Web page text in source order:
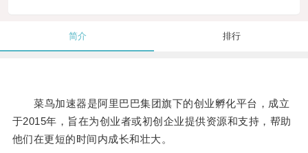
简介 排行
菜鸟加速器是阿里巴巴集团旗下的创业孵化平台，成立
于2015年，旨在为创业者或初创企业提供资源和支持，帮助
他们在更短的时间内成长和壮大。